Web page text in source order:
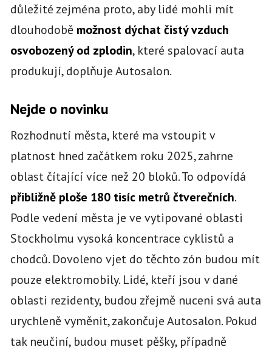
důležité zejména proto, aby lidé mohli mít
dlouhodobě možnost dýchat čistý vzduch
osvobozený od zplodin, které spalovací auta
produkují, doplňuje Autosalon.
Nejde o novinku
Rozhodnutí města, které ma vstoupit v
platnost hned začátkem roku 2025, zahrne
oblast čítající více než 20 bloků. To odpovídá
přibližně ploše 180 tisíc metrů čtverečních.
Podle vedení města je ve vytipované oblasti
Stockholmu vysoká koncentrace cyklistů a
chodců. Dovoleno vjet do těchto zón budou mít
pouze elektromobily. Lidé, kteří jsou v dané
oblasti rezidenty, budou zřejmě nuceni svá auta
urychleně vyměnit, zakončuje Autosalon. Pokud
tak neučiní, budou muset pěšky, případně